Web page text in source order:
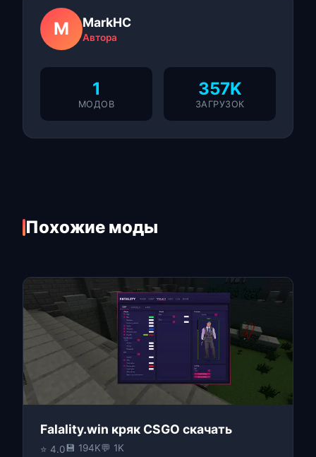
M MarkHC
Автора
1
МОДОВ
357K
ЗАГРУЗОК
Похожие моды
Falality.win кряк CSGO скачать
⭐ 4.0💾 194K💬 1K